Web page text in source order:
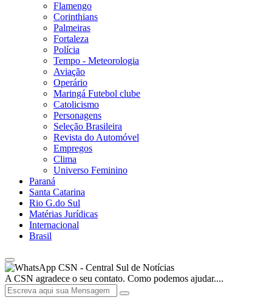
Flamengo
Corinthians
Palmeiras
Fortaleza
Polícia
Tempo - Meteorologia
Aviação
Operário
Maringá Futebol clube
Catolicismo
Personagens
Seleção Brasileira
Revista do Automóvel
Empregos
Clima
Universo Feminino
Paraná
Santa Catarina
Rio G.do Sul
Matérias Jurídicas
Internacional
Brasil
CSN - Central Sul de Notícias
A CSN agradece o seu contato. Como podemos ajudar....